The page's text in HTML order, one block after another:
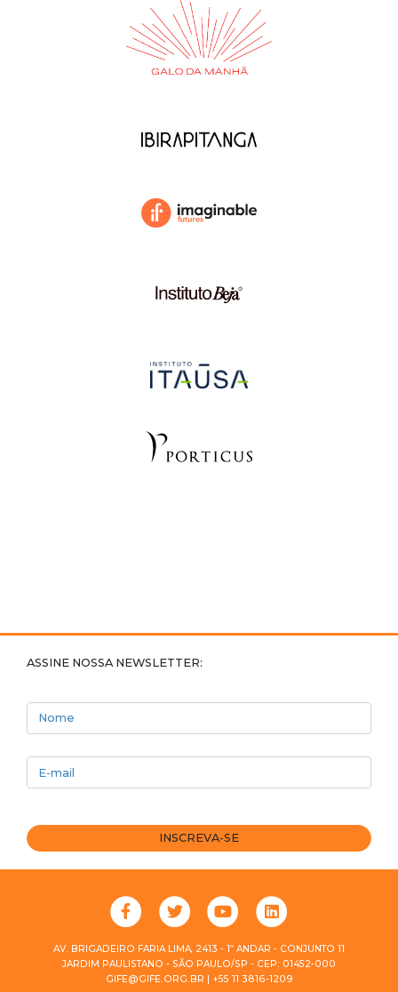
ASSINE NOSSA NEWSLETTER:
INSCREVA-SE
AV. BRIGADEIRO FARIA LIMA, 2413 - 1º ANDAR - CONJUNTO 11
JARDIM PAULISTANO - SÃO PAULO/SP - CEP: 01452-000
GIFE@GIFE.ORG.BR | +55 11 3816-1209